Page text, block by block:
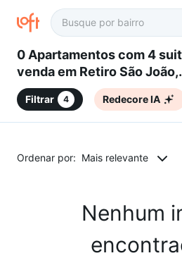
0 Apartamentos com 4
venda em Retiro São João,
Sorocaba, SP
Filtrar 4 Redecore IA
Ordenar por: Mais relevante
Nenhum